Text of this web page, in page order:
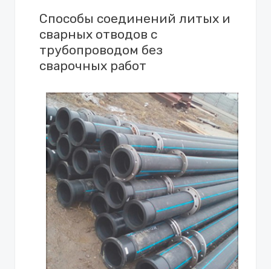
Способы соединений литых и
сварных отводов с
трубопроводом без
сварочных работ